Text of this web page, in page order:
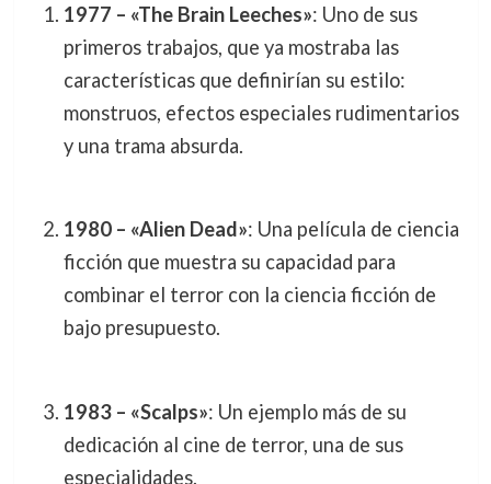
1977 – «The Brain Leeches»: Uno de sus
primeros trabajos, que ya mostraba las
características que definirían su estilo:
monstruos, efectos especiales rudimentarios
y una trama absurda.
1980 – «Alien Dead»: Una película de ciencia
ficción que muestra su capacidad para
combinar el terror con la ciencia ficción de
bajo presupuesto.
1983 – «Scalps»: Un ejemplo más de su
dedicación al cine de terror, una de sus
especialidades.